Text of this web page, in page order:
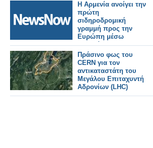
Η Αρμενία ανοίγει την
πρώτη
σιδηροδρομική
γραμμή προς την
Ευρώπη μέσω
Γεωργίας και
Τουρκίας.
Πράσινο φως του
CERN για τον
αντικαταστάτη του
Μεγάλου Επιταχυντή
Αδρονίων (LHC)